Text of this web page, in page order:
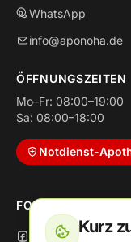
WhatsApp
info@aponoha.de
ÖFFNUNGSZEITEN
Mo–Fr: 08:00–19:00
Sa: 08:00–18:00
Notdienst-
FOLGE UNS
FacebookKurz